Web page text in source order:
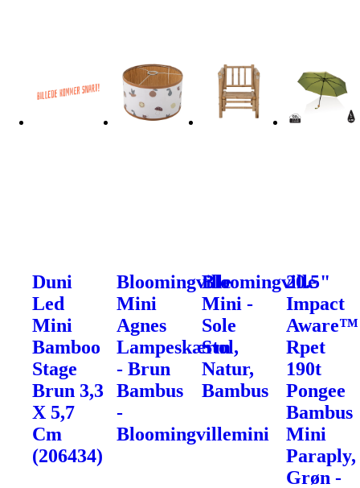
Duni
Led
Mini
Bamboo
Stage
Brun 3,3
X 5,7
Cm
(206434)
Bloomingville
Mini
Agnes
Lampeskærm
- Brun
Bambus
-
Bloomingvillemini
Bloomingville
Mini -
Sole
Stol,
Natur,
Bambus
20.5"
Impact
Aware™
Rpet
190t
Pongee
Bambus
Mini
Paraply,
Grøn -